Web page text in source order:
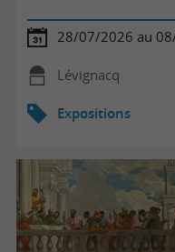
28/07/2026 au
Lévignacq
Expositions